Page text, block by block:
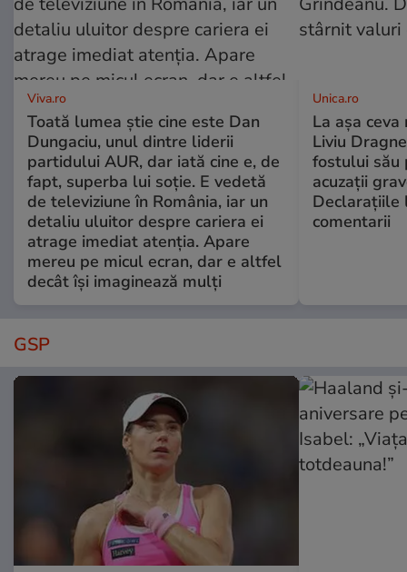
Viva.ro
Toată lumea știe cine este Dan
Dungaciu, unul dintre liderii
partidului AUR, dar iată cine e, de
fapt, superba lui soție. E vedetă
de televiziune în România, iar un
detaliu uluitor despre cariera ei
atrage imediat atenția. Apare
mereu pe micul ecran, dar e altfel
decât își imaginează mulți
Unica.ro
La așa
Liviu
fostului său
acuzații
Declarațiile
comentarii
GSP